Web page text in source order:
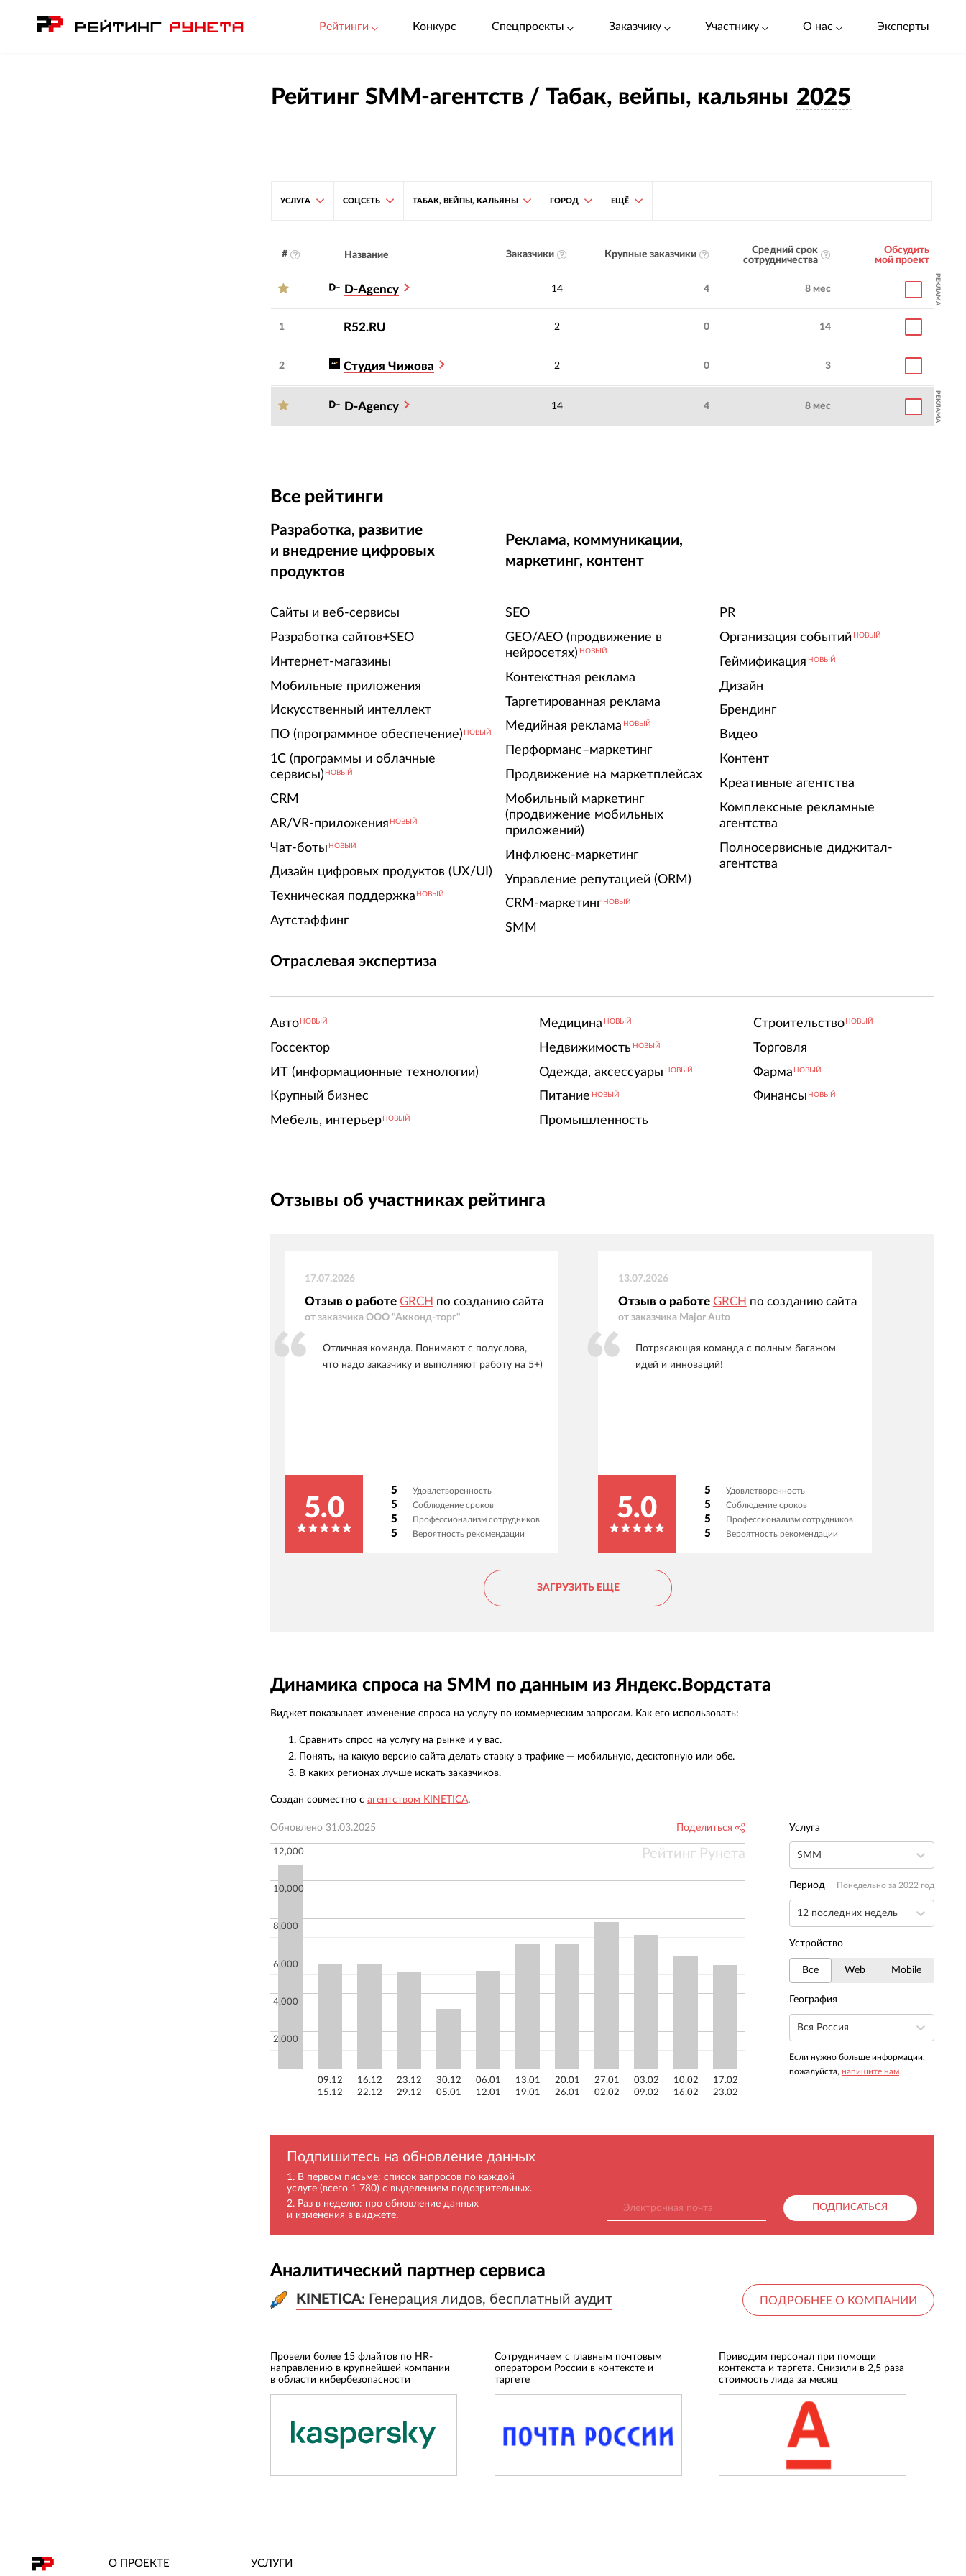
Рейтинги Конкурс Спецпроекты Заказчику Участнику О нас Эксперты
Рейтинг SMM-агентств / Табак, вейпы, кальяны 2025
УСЛУГА СОЦСЕТЬ ТАБАК, ВЕЙПЫ, КАЛЬЯНЫ ГОРОД ЕЩЁ
# Название Заказчики Крупные заказчики
Средний срок
сотрудничества
Обсудить
мой проект
D-Agency 14 4 8 мес РЕКЛАМА
1 R52.RU 2 0 14
2 Студия Чижова 2 0 3
D-Agency 14 4 8 мес РЕКЛАМА
Все рейтинги
Разработка, развитие
и внедрение цифровых
продуктов
Сайты и веб-сервисы
Разработка сайтов+SEO
Интернет-магазины
Мобильные приложения
Искусственный интеллект
ПО (программное обеспечение) НОВЫЙ
1С (программы и облачные
сервисы) НОВЫЙ
CRM
AR/VR-приложения НОВЫЙ
Чат-боты НОВЫЙ
Дизайн цифровых продуктов (UX/UI)
Техническая поддержка НОВЫЙ
Аутстаффинг
Реклама, коммуникации,
маркетинг, контент
SEO
GEO/AEO (продвижение в
нейросетях) НОВЫЙ
Контекстная реклама
Таргетированная реклама
Медийная реклама НОВЫЙ
Перформанс–маркетинг
Продвижение на маркетплейсах
Мобильный маркетинг
(продвижение мобильных
приложений)
Инфлюенс-маркетинг
Управление репутацией (ORM)
CRM-маркетинг НОВЫЙ
SMM
PR
Организация событий НОВЫЙ
Геймификация НОВЫЙ
Дизайн
Брендинг
Видео
Контент
Креативные агентства
Комплексные рекламные
агентства
Полносервисные диджитал-
агентства
Отраслевая экспертиза
Авто НОВЫЙ
Госсектор
ИТ (информационные технологии)
Крупный бизнес
Мебель, интерьер НОВЫЙ
Медицина НОВЫЙ
Недвижимость НОВЫЙ
Одежда, аксессуары НОВЫЙ
Питание НОВЫЙ
Промышленность
Строительство НОВЫЙ
Торговля
Фарма НОВЫЙ
Финансы НОВЫЙ
Отзывы об участниках рейтинга
17.07.2026
Отзыв о работе GRCH по созданию сайта
от заказчика ООО "Акконд-торг"
Отличная команда. Понимают с полуслова,
что надо заказчику и выполняют работу на 5+)
5.0
5 Удовлетворенность
5 Соблюдение сроков
5 Профессионализм сотрудников
5 Вероятность рекомендации
13.07.2026
Отзыв о работе GRCH по созданию сайта
от заказчика Major Auto
Потрясающая команда с полным багажом
идей и инноваций!
5.0
5 Удовлетворенность
5 Соблюдение сроков
5 Профессионализм сотрудников
5 Вероятность рекомендации
ЗАГРУЗИТЬ ЕЩЕ
Динамика спроса на SMM по данным из Яндекс.Вордстата
Виджет показывает изменение спроса на услугу по коммерческим запросам. Как его использовать:
Сравнить спрос на услугу на рынке и у вас.
Понять, на какую версию сайта делать ставку в трафике — мобильную, десктопную или обе.
В каких регионах лучше искать заказчиков.
Создан совместно с агентством KINETICA.
Обновлено 31.03.2025 Поделиться
09.12
15.12
16.12
22.12
23.12
29.12
30.12
05.01
06.01
12.01
13.01
19.01
20.01
26.01
27.01
02.02
03.02
09.02
10.02
16.02
17.02
23.02
2,000
4,000
6,000
8,000
10,000
12,000 Рейтинг Рунета
Услуга
SMM
Период Понедельно за 2022 год
12 последних недель
Устройство
Все Web Mobile
География
Вся Россия
Если нужно больше информации,
пожалуйста, напишите нам
Подпишитесь на обновление данных
В первом письме: список запросов по каждой
услуге (всего 1 780) с выделением подозрительных.
Раз в неделю: про обновление данных
и изменения в виджете.
ПОДПИСАТЬСЯ
Аналитический партнер сервиса
KINETICA: Генерация лидов, бесплатный аудит
KINETICA: Генерация лидов, бесплатный аудит ПОДРОБНЕЕ О КОМПАНИИ
Провели более 15 флайтов по HR-
направлению в крупнейшей компании
в области кибербезопасности
Сотрудничаем с главным почтовым
оператором России в контексте и
таргете
Приводим персонал при помощи
контекста и таргета. Снизили в 2,5 раза
стоимость лида за месяц
О ПРОЕКТЕ УСЛУГИ